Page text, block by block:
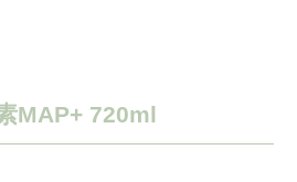
MAP+ 720ml